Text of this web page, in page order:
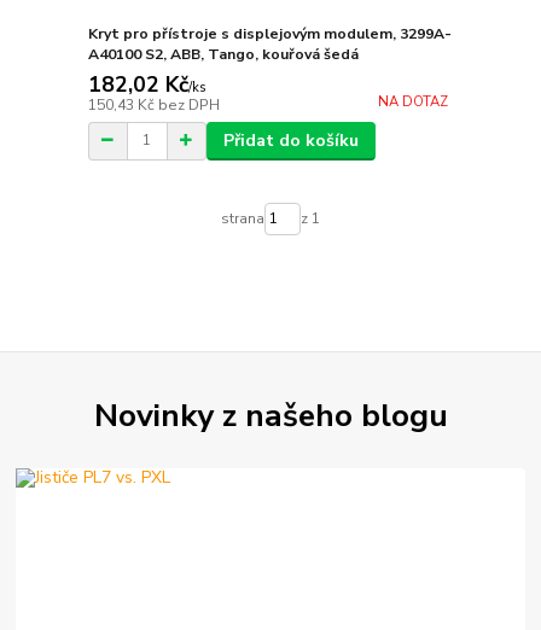
Kryt pro přístroje s displejovým modulem, 3299A-
A40100 S2, ABB, Tango, kouřová šedá
182,02 Kč/ks
150,43 Kč bez DPH NA DOTAZ
Přidat do košíku
strana z 1
Novinky z našeho blogu